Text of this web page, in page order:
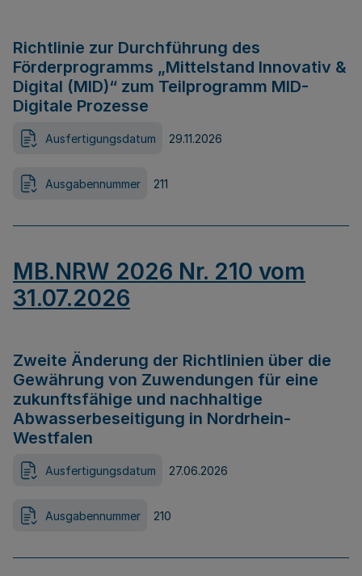
Richtlinie zur Durchführung des
Förderprogramms „Mittelstand Innovativ &
Digital (MID)“ zum Teilprogramm MID-
Digitale Prozesse
Ausfertigungsdatum 29.11.2026
Ausgabennummer 211
MB.NRW 2026 Nr. 210 vom
31.07.2026
Zweite Änderung der Richtlinien über die
Gewährung von Zuwendungen für eine
zukunftsfähige und nachhaltige
Abwasserbeseitigung in Nordrhein-
Westfalen
Ausfertigungsdatum 27.06.2026
Ausgabennummer 210